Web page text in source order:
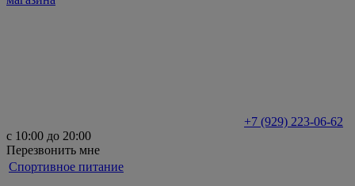
+7 (929) 223-06-62
с 10:00 до 20:00
Перезвонить мне
Спортивное питание